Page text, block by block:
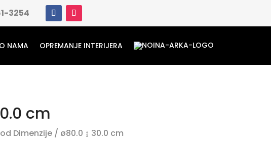
3254
O NAMA OPREMANJE INTERIJERA
cm
Dimenzije / ø80.0 ↨ 30.0 cm